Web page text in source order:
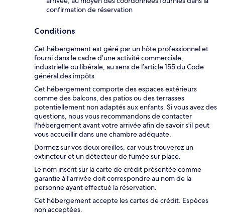
confirmation de réservation
Conditions
Cet hébergement est géré par un hôte professionnel et
fourni dans le cadre d’une activité commerciale,
industrielle ou libérale, au sens de l’article 155 du Code
général des impôts
Cet hébergement comporte des espaces extérieurs
comme des balcons, des patios ou des terrasses
potentiellement non adaptés aux enfants. Si vous avez des
questions, nous vous recommandons de contacter
l'hébergement avant votre arrivée afin de savoir s'il peut
vous accueillir dans une chambre adéquate.
Dormez sur vos deux oreilles, car vous trouverez un
extincteur et un détecteur de fumée sur place.
Le nom inscrit sur la carte de crédit présentée comme
garantie à l'arrivée doit correspondre au nom de la
personne ayant effectué la réservation.
Cet hébergement accepte les cartes de crédit. Espèces
non acceptées.